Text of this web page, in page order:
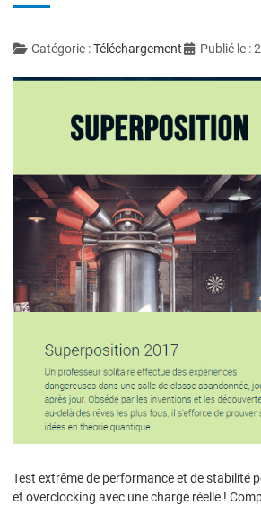
DétailsCatégorie :Téléchargement Publié le :
Test extrême de performance et de stabilité
et overclocking avec une charge réelle !